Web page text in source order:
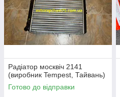
Радіатор москвіч 2141
(виробник Tempest, Тайвань)
Готово до відправки